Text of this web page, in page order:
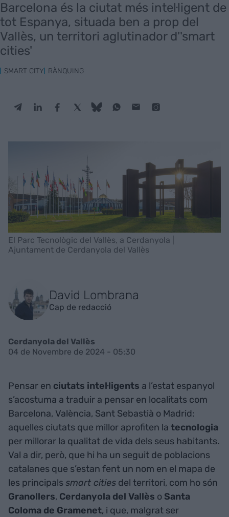
Barcelona és la ciutat més intel·ligent de
tot Espanya, situada ben a prop del
Vallès, un territori aglutinador d''smart
cities'
SMART CITY RÀNQUING
El Parc Tecnològic del Vallès, a Cerdanyola |
Ajuntament de Cerdanyola del Vallès
David Lombrana
Cap de redacció
Cerdanyola del Vallès
04 de Novembre de 2024 - 05:30
Pensar en ciutats intel·ligents a l’estat espanyol
s’acostuma a traduir a pensar en localitats com
Barcelona, València, Sant Sebastià o Madrid:
aquelles ciutats que millor aprofiten la tecnologia
per millorar la qualitat de vida dels seus habitants.
Val a dir, però, que hi ha un seguit de poblacions
catalanes que s’estan fent un nom en el mapa de
les principalssmart cities del territori, com ho són
Granollers, Cerdanyola del Vallès o Santa
Coloma de Gramenet, i que, malgrat ser